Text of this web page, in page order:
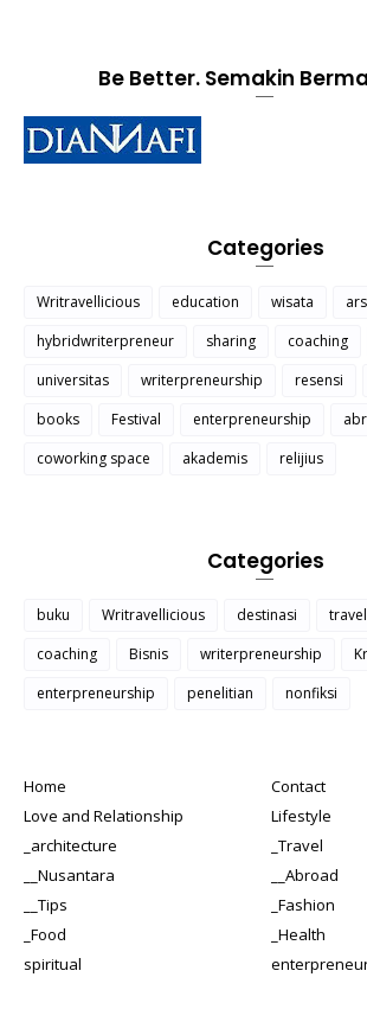
Be Better. Semakin
Categories
Writravellicious education wisata
hybridwriterpreneur
sharing coaching
universitas
writerpreneurship resensi
books
Festival enterpreneurship
coworking space
akademis relijius
Categories
buku Writravellicious destinasi
coaching
Bisnis writerpreneurship
enterpreneurship
penelitian nonfiksi
Home
Contact
Love and Relationship
Lifestyle
_architecture
_Travel
__Nusantara
__Abroad
__Tips
_Fashion
_Food
_Health
spiritual